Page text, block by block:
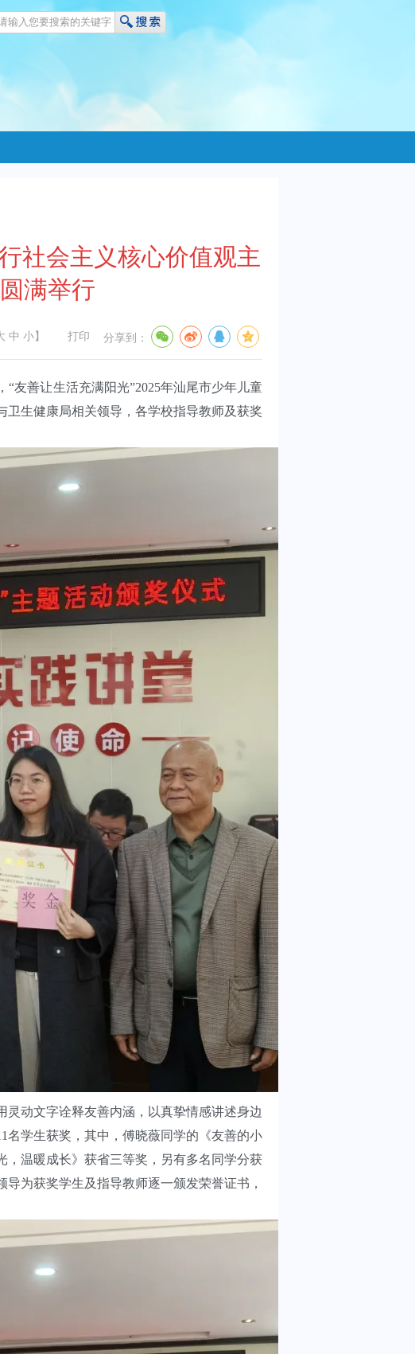
社会主义核心价值观主
满举行
中 小 】 打印 分享到：
友善让生活充满阳光”2025年汕尾市少年儿童
生健康局相关领导，各学校指导教师及获奖
动文字诠释友善内涵，以真挚情感讲述身边
名学生获奖，其中，傅晓薇同学的《友善的小
温暖成长》获省三等奖，另有多名同学分获
为获奖学生及指导教师逐一颁发荣誉证书，